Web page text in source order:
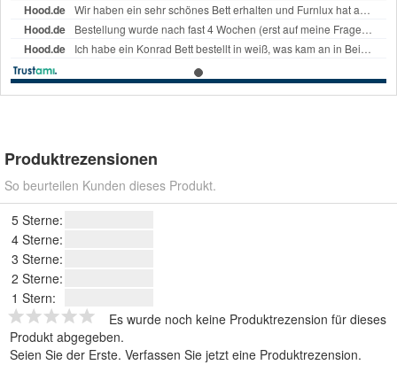
Produktrezensionen
So beurteilen Kunden dieses Produkt.
5 Sterne:
4 Sterne:
3 Sterne:
2 Sterne:
1 Stern:
Es wurde noch keine Produktrezension für dieses
Produkt abgegeben.
Seien Sie der Erste. Verfassen Sie jetzt eine Produktrezension.